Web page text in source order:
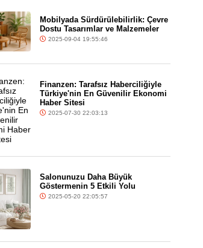
Mobilyada Sürdürülebilirlik: Çevre
Dostu Tasarımlar ve Malzemeler
2025-09-04 19:55:46
Finanzen: Tarafsız Haberciliğiyle
Türkiye'nin En Güvenilir Ekonomi
Haber Sitesi
2025-07-30 22:03:13
Salonunuzu Daha Büyük
Göstermenin 5 Etkili Yolu
2025-05-20 22:05:57